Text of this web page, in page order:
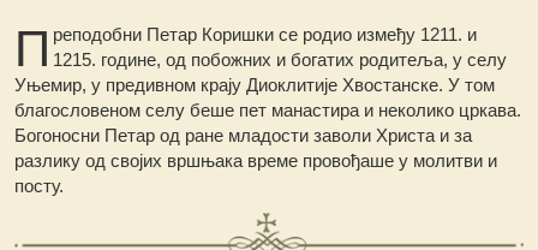
П реподобни Петар Коришки се родио између 1211. и
1215. године, од побожних и богатих родитеља, у селу
Уњемир, у предивном крају Диоклитије Хвостанске. У том
благословеном селу беше пет манастира и неколико цркава.
Богоносни Петар од ране младости заволи Христа и за
разлику од својих вршњака време провођаше у молитви и
посту.